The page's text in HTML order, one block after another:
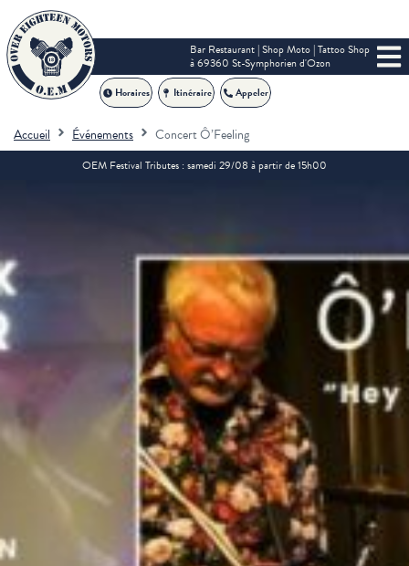
Bar Restaurant | Shop Moto | Tattoo Shop
à 69360 St-Symphorien d'Ozon
Horaires Itinéraire Appeler
Accueil Événements Concert Ô’Feeling
OEM Festival Tributes : samedi 29/08 à partir de 15h00